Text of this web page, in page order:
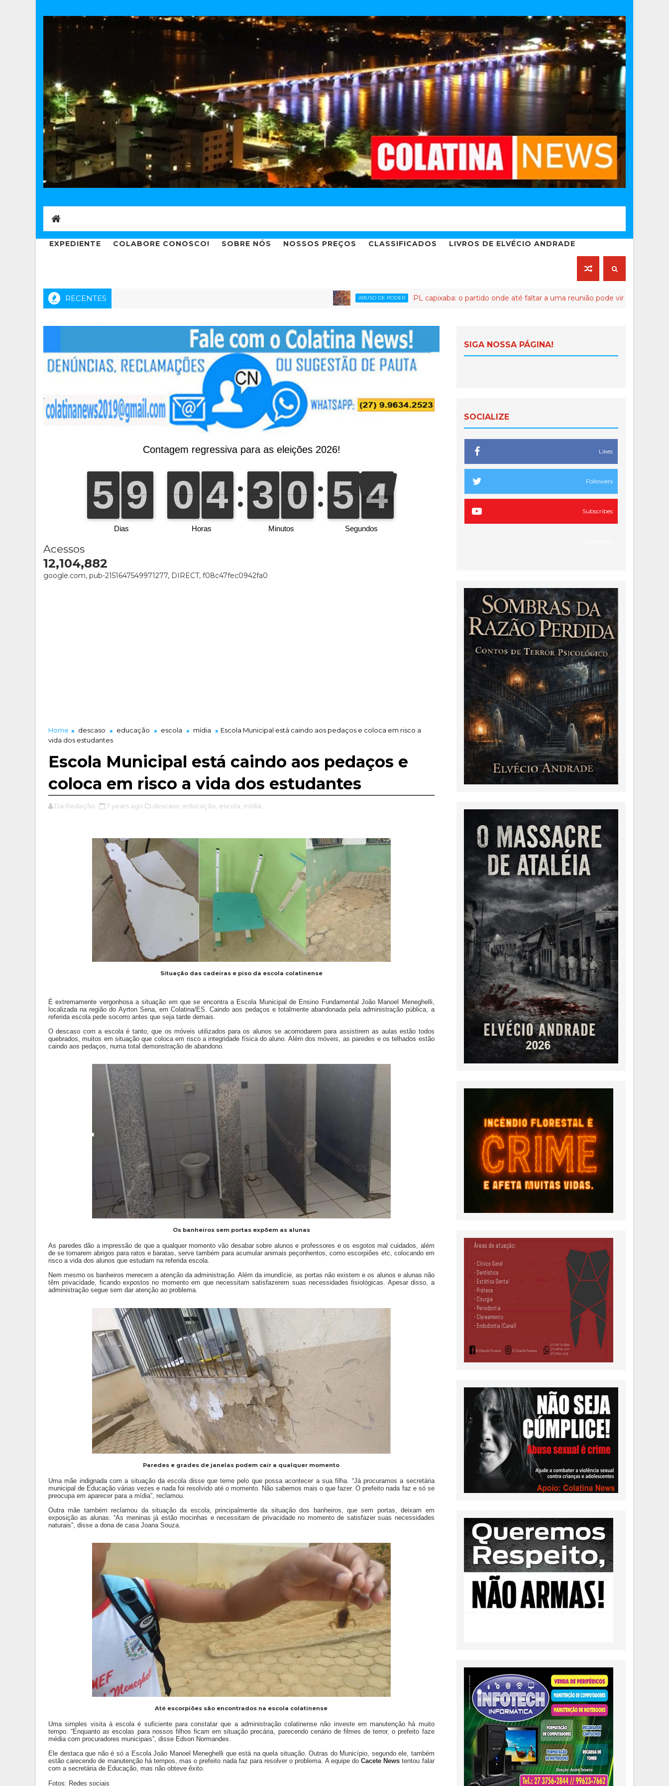
EXPEDIENTE COLABORE CONOSCO! SOBRE NÓS NOSSOS PREÇOS CLASSIFICADOS LIVROS DE ELVÉCIO ANDRADE
RECENTES ABUSO DE PODER PL capixaba: o partido onde até faltar a uma reunião pode virar crime de lesa-Malta
Acessos
12,104,882
google.com, pub-2151647549971277, DIRECT, f08c47fec0942fa0
Home descaso educação escola mídia
Escola Municipal está caindo aos pedaços e coloca em risco a
vida dos estudantes
Escola Municipal está caindo aos pedaços e
coloca em risco a vida dos estudantes
Da Redação 7 years ago descaso, educação, escola, mídia,
Situação das cadeiras e piso da escola colatinense
É extremamente vergonhosa a situação em que se encontra a Escola Municipal de Ensino Fundamental João Manoel Meneghelli,
localizada na região do Ayrton Sena, em Colatina/ES. Caindo aos pedaços e totalmente abandonada pela administração pública, a
referida escola pede socorro antes que seja tarde demais.
O descaso com a escola é tanto, que os móveis utilizados para os alunos se acomodarem para assistirem as aulas estão todos
quebrados, muitos em situação que coloca em risco a integridade física do aluno. Além dos móveis, as paredes e os telhados estão
caindo aos pedaços, numa total demonstração de abandono.
Os banheiros sem portas expõem as alunas
As paredes dão a impressão de que a qualquer momento vão desabar sobre alunos e professores e os esgotos mal cuidados, além
de se tornarem abrigos para ratos e baratas, serve também para acumular animais peçonhentos, como escorpiões etc, colocando em
risco a vida dos alunos que estudam na referida escola.
Nem mesmo os banheiros merecem a atenção da administração. Além da imundície, as portas não existem e os alunos e alunas não
têm privacidade, ficando expostos no momento em que necessitam satisfazerem suas necessidades fisiológicas. Apesar disso, a
administração segue sem dar atenção ao problema.
Paredes e grades de janelas podem cair a qualquer momento
Uma mãe indignada com a situação da escola disse que teme pelo que possa acontecer a sua filha. “Já procuramos a secretária
municipal de Educação várias vezes e nada foi resolvido até o momento. Não sabemos mais o que fazer. O prefeito nada faz e só se
preocupa em aparecer para a mídia”, reclamou.
Outra mãe também reclamou da situação da escola, principalmente da situação dos banheiros, que sem portas, deixam em
exposição as alunas. “As meninas já estão mocinhas enecessitam de privacidade no momento de satisfazer suas necessidades
naturais”, disse a dona de casa Joana Souza.
Até escorpiões são encontrados na escola colatinense
Uma simples visita à escola é suficiente para constatar que a administração colatinense não investe em manutenção há muito
tempo. “Enquanto as escolas para nossos filhos ficam em situação precária, parecendo cenário de filmes de terror, o prefeito faze
média com procuradores municipais”, disse Edson Normandes.
Ele destaca que não é só a Escola João Manoel Meneghelli que está na quela situação. Outras do Município, segundo ele, também
estão carecendo de manutenção há tempos, mas o prefeito nada faz para resolver o problema. A equipe doCacete Newstentou falar
com a secretária de Educação, mas não obteve êxito.
Fotos: Redes sociais
SIGA NOSSA PÁGINA!
SOCIALIZE
Likes
Followers
Subscribes